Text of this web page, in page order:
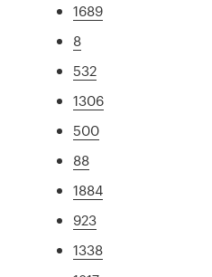
1689
8
532
1306
500
88
1884
923
1338